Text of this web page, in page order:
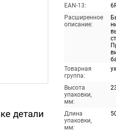
детали
EAN-13:
Расширенное
описание:
Товарная
группа:
Высота
упаковки,
мм:
Длина
упаковки,
мм: